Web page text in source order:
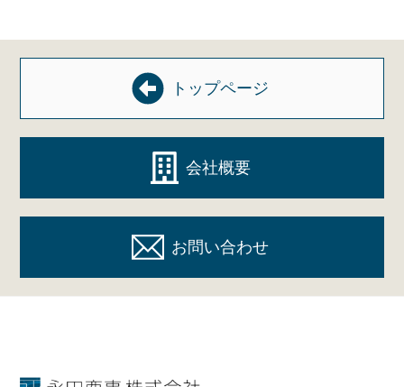
トップページ
会社概要
お問い合わせ